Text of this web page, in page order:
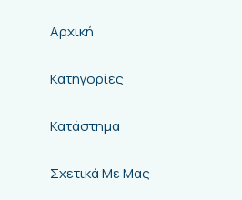
Αρχική
Κατηγορίες
Κατάστημα
Σχετικά Με Μας